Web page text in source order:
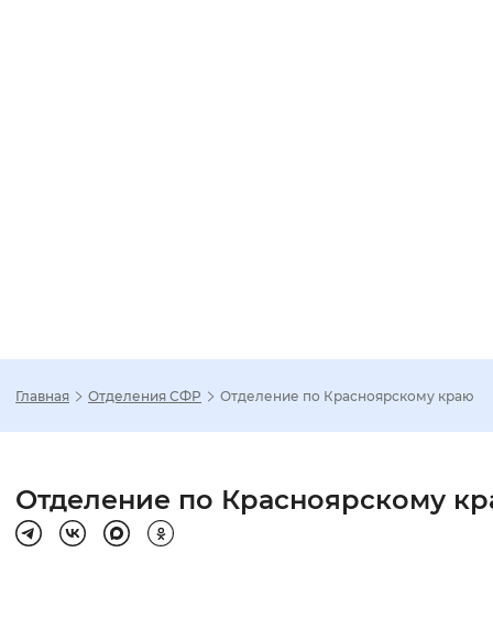
Главная Отделения СФР Отделение по Красноярскому краю
Отделение по Красноярскому